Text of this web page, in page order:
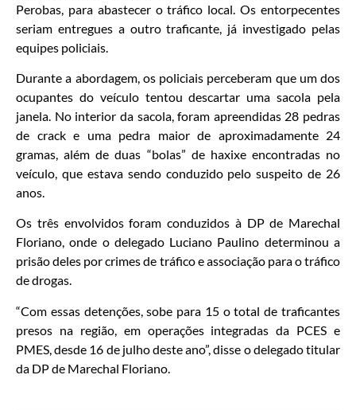
Perobas, para abastecer o tráfico local. Os entorpecentes
seriam entregues a outro traficante, já investigado pelas
equipes policiais.
Durante a abordagem, os policiais perceberam que um dos
ocupantes do veículo tentou descartar uma sacola pela
janela. No interior da sacola, foram apreendidas 28 pedras
de crack e uma pedra maior de aproximadamente 24
gramas, além de duas “bolas” de haxixe encontradas no
veículo, que estava sendo conduzido pelo suspeito de 26
anos.
Os três envolvidos foram conduzidos à DP de Marechal
Floriano, onde o delegado Luciano Paulino determinou a
prisão deles por crimes de tráfico e associação para o tráfico
de drogas.
“Com essas detenções, sobe para 15 o total de traficantes
presos na região, em operações integradas da PCES e
PMES, desde 16 de julho deste ano”, disse o delegado titular
da DP de Marechal Floriano.